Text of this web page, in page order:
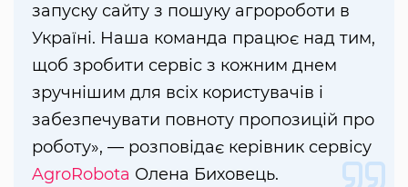
запуску сайту з пошуку агророботи в
Україні. Наша команда працює над тим,
щоб зробити сервіс з кожним днем ​​
зручнішим для всіх користувачів і
забезпечувати повноту пропозицій про
роботу», — розповідає керівник сервісу
AgroRobota Олена Биховець.